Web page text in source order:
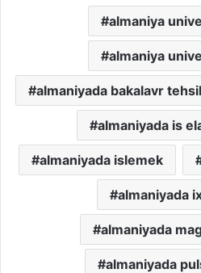
almaniya
almaniya
almaniyada bakalavr
almaniyada is
almaniyada islemek
almaniyada
almaniyada
almaniyada